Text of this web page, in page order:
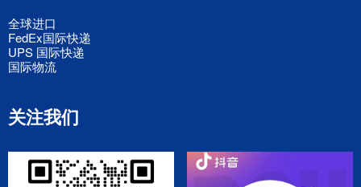
全球进口
FedEx国际快递
UPS 国际快递
国际物流
关注我们